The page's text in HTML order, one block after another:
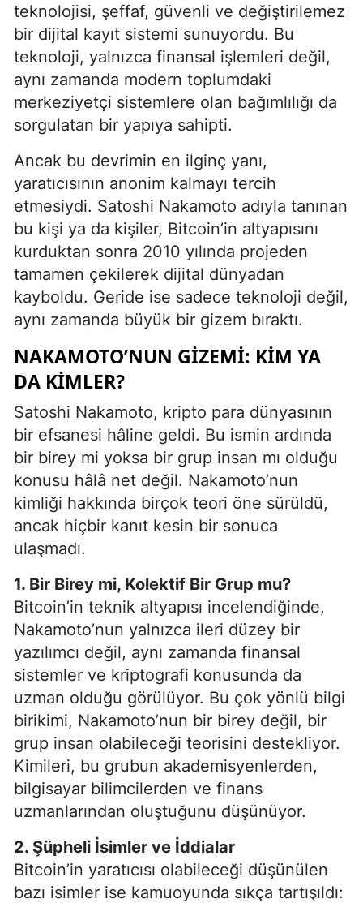
teknolojisi, şeffaf, güvenli ve değiştirilemez
bir dijital kayıt sistemi sunuyordu. Bu
teknoloji, yalnızca finansal işlemleri değil,
aynı zamanda modern toplumdaki
merkeziyetçi sistemlere olan bağımlılığı da
sorgulatan bir yapıya sahipti.
Ancak bu devrimin en ilginç yanı,
yaratıcısının anonim kalmayı tercih
etmesiydi. Satoshi Nakamoto adıyla tanınan
bu kişi ya da kişiler, Bitcoin’in altyapısını
kurduktan sonra 2010 yılında projeden
tamamen çekilerek dijital dünyadan
kayboldu. Geride ise sadece teknoloji değil,
aynı zamanda büyük bir gizem bıraktı.
NAKAMOTO’NUN GIZEMI: KIM YA
DA KIMLER?
Satoshi Nakamoto, kripto para dünyasının
bir efsanesi hâline geldi. Bu ismin ardında
bir birey mi yoksa bir grup insan mı olduğu
konusu hâlâ net değil. Nakamoto’nun
kimliği hakkında birçok teori öne sürüldü,
ancak hiçbir kanıt kesin bir sonuca
ulaşmadı.
1. Bir Birey mi, Kolektif Bir Grup mu?
Bitcoin’in teknik altyapısı incelendiğinde,
Nakamoto’nun yalnızca ileri düzey bir
yazılımcı değil, aynı zamanda finansal
sistemler ve kriptografi konusunda da
uzman olduğu görülüyor. Bu çok yönlü bilgi
birikimi, Nakamoto’nun bir birey değil, bir
grup insan olabileceği teorisini destekliyor.
Kimileri, bu grubun akademisyenlerden,
bilgisayar bilimcilerden ve finans
uzmanlarından oluştuğunu düşünüyor.
2. Şüpheli İsimler ve İddialar
Bitcoin’in yaratıcısı olabileceği düşünülen
bazı isimler ise kamuoyunda sıkça tartışıldı: